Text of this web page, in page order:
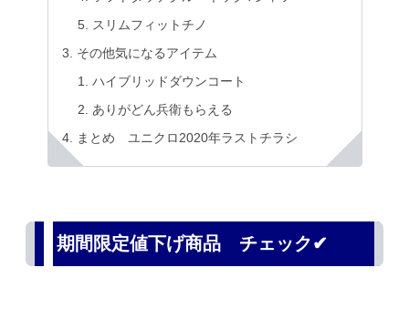
スリムフィットチノ
その他気になるアイテム
ハイブリッドダウンコート
ありがどん兵衛もらえる
まとめ ユニクロ2020年ラストチラシ
期間限定値下げ商品 チェック✔